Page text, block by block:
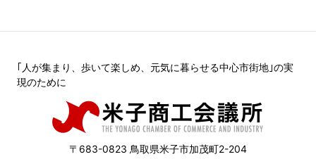
｢人が集まり、歩いて楽しめ、元気に暮らせる中心市街地｣の実
現のために
〒683-0823 鳥取県米子市加茂町2-204